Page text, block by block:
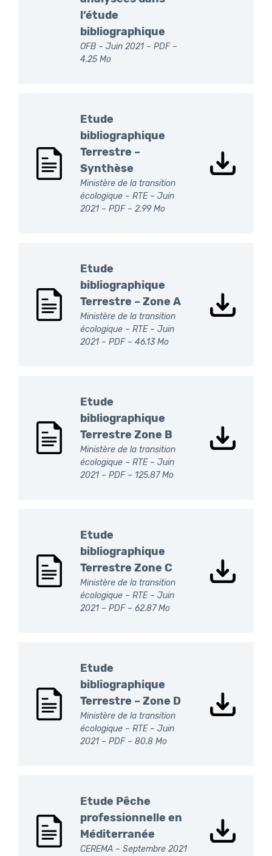
l’étude
bibliographique
OFB – Juin 2021 – PDF–
4.25 Mo
Etude
bibliographique
Terrestre –
Synthèse
Ministère de la transition
écologique – RTE – Juin
2021 – PDF– 2.99 Mo
Etude
bibliographique
Terrestre – Zone A
Ministère de la transition
écologique – RTE – Juin
2021 – PDF– 46.13 Mo
Etude
bibliographique
Terrestre Zone B
Ministère de la transition
écologique – RTE – Juin
2021 – PDF– 125.87 Mo
Etude
bibliographique
Terrestre Zone C
Ministère de la transition
écologique – RTE – Juin
2021 – PDF– 62.87 Mo
Etude
bibliographique
Terrestre – Zone D
Ministère de la transition
écologique – RTE – Juin
2021 – PDF– 80.8 Mo
Etude Pêche
professionnelle en
Méditerranée
CEREMA – Septembre 2021